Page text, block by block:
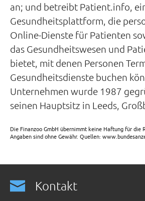
an; und betreibt Patient.info,
Gesundheitsplattform, die
Online-Dienste für Patienten
das Gesundheitswesen und
bietet, mit denen Personen
Gesundheitsdienste buchen
Unternehmen wurde 1987
seinen Hauptsitz in Leeds,
Die Finanzoo GmbH übernimmt keine Haftung für die
Angaben sind ohne Gewähr. Quellen:
Kontakt